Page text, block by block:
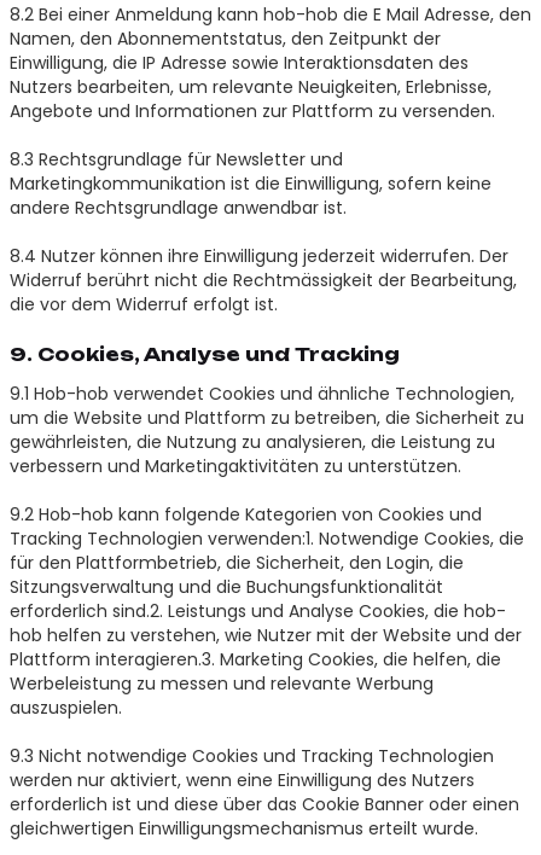
8.2 Bei einer Anmeldung kann hob-hob die E Mail Adresse, den
Namen, den Abonnementstatus, den Zeitpunkt der
Einwilligung, die IP Adresse sowie Interaktionsdaten des
Nutzers bearbeiten, um relevante Neuigkeiten, Erlebnisse,
Angebote und Informationen zur Plattform zu versenden.
8.3 Rechtsgrundlage für Newsletter und
Marketingkommunikation ist die Einwilligung, sofern keine
andere Rechtsgrundlage anwendbar ist.
8.4 Nutzer können ihre Einwilligung jederzeit widerrufen. Der
Widerruf berührt nicht die Rechtmässigkeit der Bearbeitung,
die vor dem Widerruf erfolgt ist.
9. Cookies, Analyse und Tracking
9.1 Hob-hob verwendet Cookies und ähnliche Technologien,
um die Website und Plattform zu betreiben, die Sicherheit zu
gewährleisten, die Nutzung zu analysieren, die Leistung zu
verbessern und Marketingaktivitäten zu unterstützen.
9.2 Hob-hob kann folgende Kategorien von Cookies und
Tracking Technologien verwenden:1. Notwendige Cookies, die
für den Plattformbetrieb, die Sicherheit, den Login, die
Sitzungsverwaltung und die Buchungsfunktionalität
erforderlich sind.2. Leistungs und Analyse Cookies, die hob-
hob helfen zu verstehen, wie Nutzer mit der Website und der
Plattform interagieren.3. Marketing Cookies, die helfen, die
Werbeleistung zu messen und relevante Werbung
auszuspielen.
9.3 Nicht notwendige Cookies und Tracking Technologien
werden nur aktiviert, wenn eine Einwilligung des Nutzers
erforderlich ist und diese über das Cookie Banner oder einen
gleichwertigen Einwilligungsmechanismus erteilt wurde.